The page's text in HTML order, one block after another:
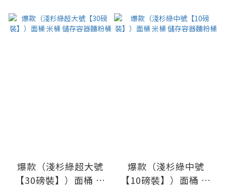
爆款（淺杉綠超大號
【30磅裝】）面桶 米
爆款（淺杉綠中號
【10磅裝】）面桶 米